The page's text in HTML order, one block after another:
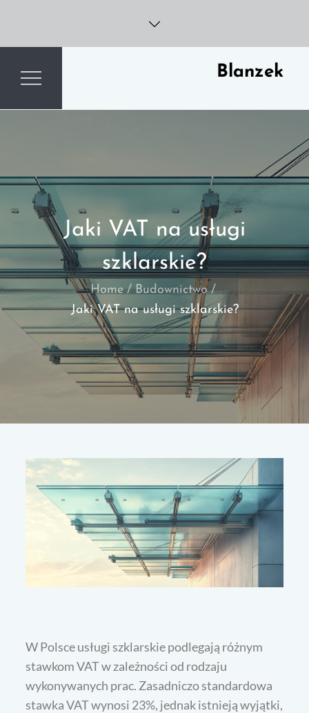
content
Blanzek
Jaki VAT na usługi
szklarskie?
Home
Budownictwo
Jaki VAT na usługi szklarskie?
W Polsce usługi szklarskie podlegają różnym
stawkom VAT w zależności od rodzaju
wykonywanych prac. Zasadniczo standardowa
stawka VAT wynosi 23%, jednak istnieją wyjątki,